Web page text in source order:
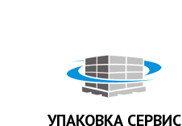
УПАКОВКА СЕРВИС